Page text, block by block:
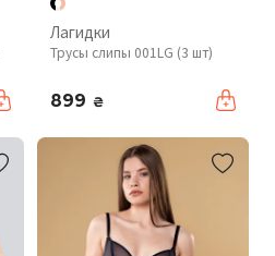
Лагидки
Трусы слипы 001LG (3 шт)
899 ₴